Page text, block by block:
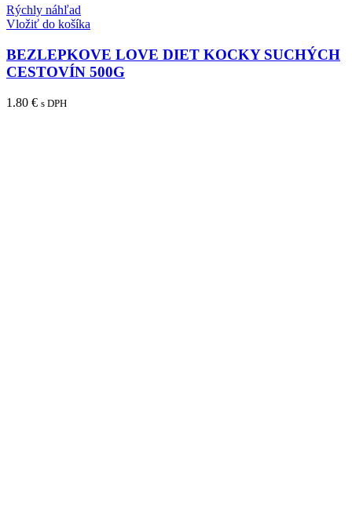
Rýchly náhľad
Vložiť do košíka
BEZLEPKOVE LOVE DIET KOCKY SUCHÝCH
CESTOVÍN 500G
1.80 € s DPH